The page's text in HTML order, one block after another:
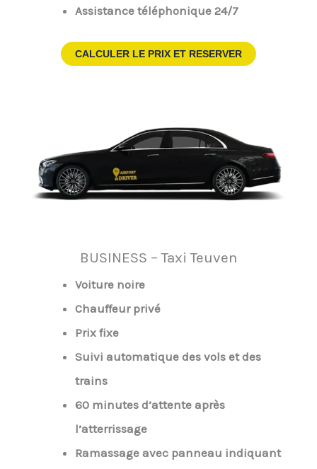
Assistance téléphonique 24/7
CALCULER LE PRIX ET RESERVER
BUSINESS – Taxi Teuven
Voiture noire
Chauffeur privé
Prix fixe
Suivi automatique des vols et des
trains
60 minutes d’attente après
l’atterrissage
Ramassage avec panneau indiquant